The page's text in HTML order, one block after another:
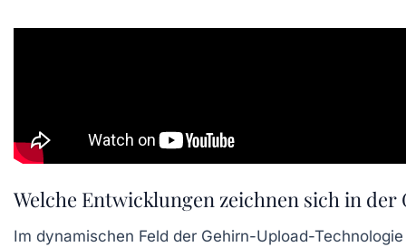
Welche Entwicklungen zeichnen sich in
Im dynamischen Feld der Gehirn-Upload-